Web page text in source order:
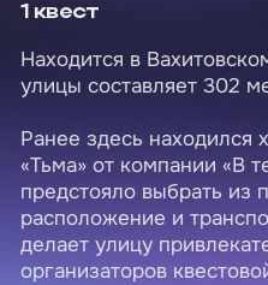
1 квест
Находится в
улицы составляет 302
Ранее здесь находился
«Тьма» от компании «В
предстояло выбрать из
расположение и
делает улицу
организаторов